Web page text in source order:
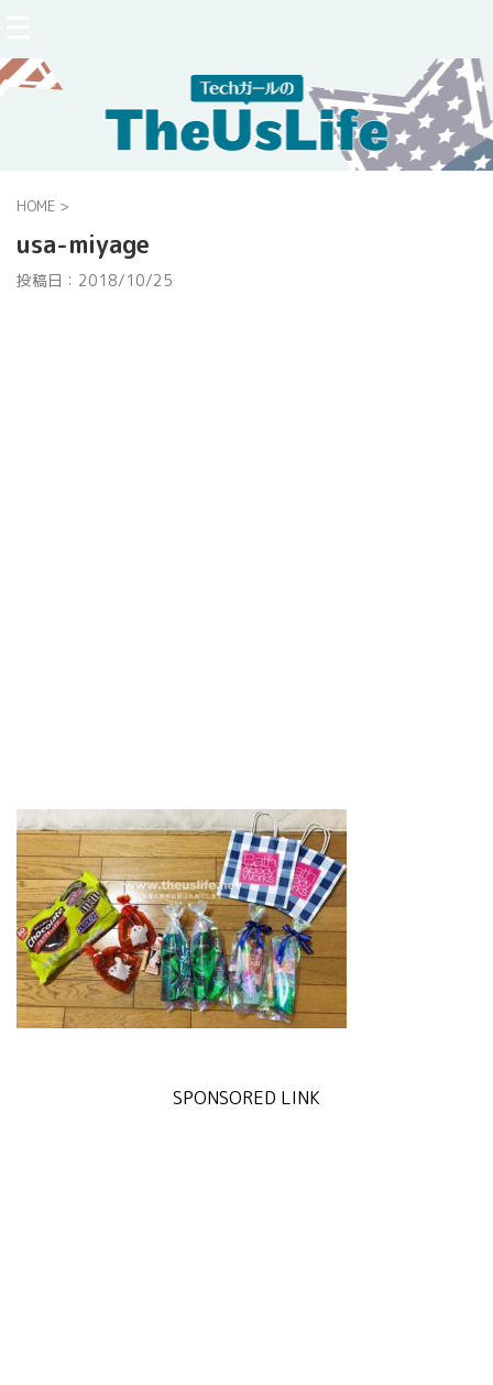
HOME >
usa-miyage
投稿日： 2018/10/25
SPONSORED LINK